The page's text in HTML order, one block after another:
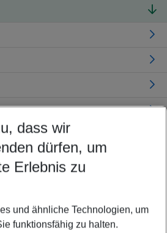
suits your best
5-8 nights
dass wir
dürfen, um
Erlebnis zu
und ähnliche Technologien, um
funktionsfähig zu halten.